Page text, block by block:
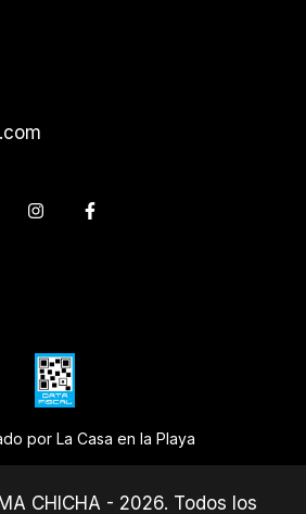
por La Casa en la Playa
CHICHA - 2026. Todos los